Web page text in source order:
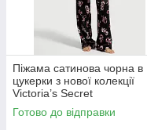
Піжама сатинова чорна в
цукерки з нової колекції
Victoria’s Secret
Готово до відправки